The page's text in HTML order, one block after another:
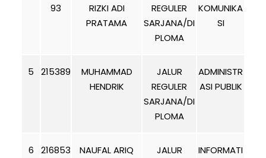
93
RIZKI ADI
PRATAMA
REGULER
SARJANA/DI
PLOMA
KOMUNIKA
SI
5 215389
MUHAMMAD
HENDRIK
JALUR
REGULER
SARJANA/DI
PLOMA
ADMINISTR
ASI PUBLIK
6
216853
NAUFAL ARIQ
JALUR
INFORMATI